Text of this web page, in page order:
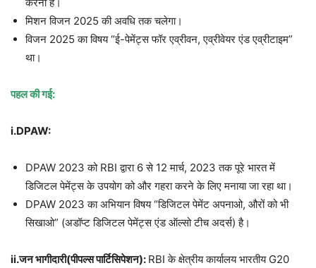
करना है।
मिशन विजन 2025 की अवधि तक चलेगा।
विजन 2025 का विषय “ई-पेमेंट्स फॉर एव्रीवन, एव्रीवेयर एंड एव्रीटाइम”
था।
पहल की गई:
i.DPAW:
DPAW 2023 को RBI द्वारा 6 से 12 मार्च, 2023 तक पूरे भारत में
डिजिटल पेमेंट्स के उपयोग को और गहरा करने के लिए मनाया जा रहा था।
DPAW 2023 का अभियान विषय “डिजिटल पेमेंट अपनाओ, औरों को भी
सिखाओ” (अडॉप्ट डिजिटल पेमेंट्स एंड ऑल्सो टीच अदर्स) है।
ii.जन भागीदारी(पीपल्स पार्टिसिपेशन): RBI के क्षेत्रीय कार्यालय भारतीय G20